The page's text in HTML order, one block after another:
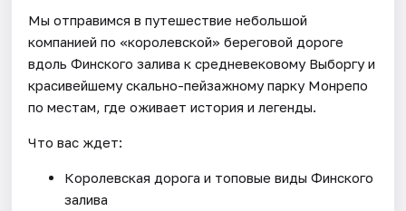
Мы отправимся в путешествие небольшой
компанией по «королевской» береговой дороге
вдоль Финского залива к средневековому Выборгу и
красивейшему скально-пейзажному парку Монрепо
по местам, где оживает история и легенды.
Что вас ждет:
Королевская дорога и топовые виды Финского
залива